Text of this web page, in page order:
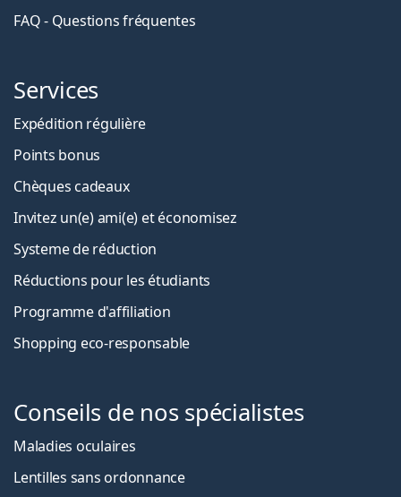
FAQ - Questions fréquentes
Services
Expédition régulière
Points bonus
Chèques cadeaux
Invitez un(e) ami(e) et économisez
Systeme de réduction
Réductions pour les étudiants
Programme d'affiliation
Shopping eco-responsable
Conseils de nos spécialistes
Maladies oculaires
Lentilles sans ordonnance